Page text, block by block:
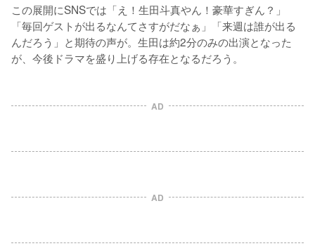
この展開にSNSでは「え！生田斗真やん！豪華すぎん？」
「毎回ゲストが出るなんてさすがだなぁ」「来週は誰が出る
んだろう」と期待の声が。生田は約2分のみの出演となった
が、今後ドラマを盛り上げる存在となるだろう。
AD
AD